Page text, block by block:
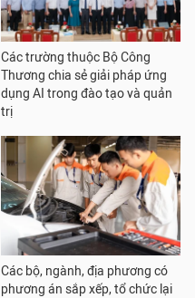
Các trường thuộc Bộ Công
Thương chia sẻ giải pháp ứng
dụng AI trong đào tạo và quản
trị
Các bộ, ngành, địa phương có
phương án sắp xếp, tổ chức lại